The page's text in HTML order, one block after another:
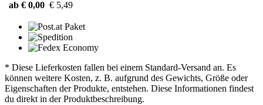
ab € 0,00 € 5,49
* Diese Lieferkosten fallen bei einem Standard-Versand an. Es
können weitere Kosten, z. B. aufgrund des Gewichts, Größe oder
Eigenschaften der Produkte, entstehen. Diese Informationen findest
du direkt in der Produktbeschreibung.